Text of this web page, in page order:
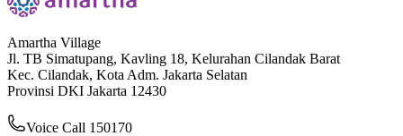
Amartha Village
Jl. TB Simatupang, Kavling 18, Kelurahan Cilandak Barat
Kec. Cilandak, Kota Adm. Jakarta Selatan
Provinsi DKI Jakarta 12430
Voice Call 150170